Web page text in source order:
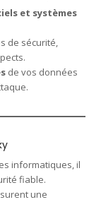
et systèmes
de sécurité,
de vos données
informatiques, il
fiable.
une